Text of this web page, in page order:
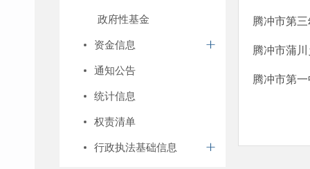
政府性基金
资金信息
通知公告
统计信息
权责清单
行政执法基础信息
腾冲市第
腾冲市蒲
腾冲市第